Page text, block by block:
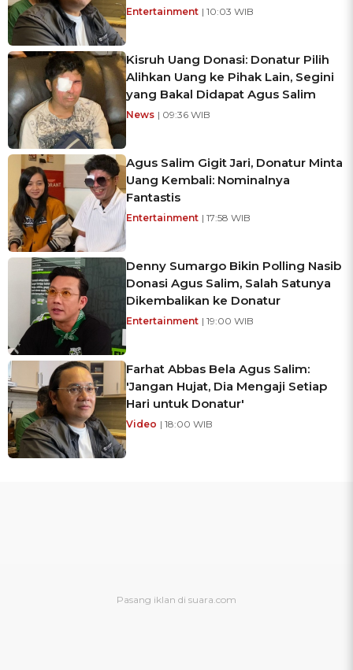
Entertainment | 10:03 WIB
Kisruh Uang Donasi: Donatur Pilih
Alihkan Uang ke Pihak Lain, Segini
yang Bakal Didapat Agus Salim
News | 09:36 WIB
Agus Salim Gigit Jari, Donatur Minta
Uang Kembali: Nominalnya
Fantastis
Entertainment | 17:58 WIB
Denny Sumargo Bikin Polling Nasib
Donasi Agus Salim, Salah Satunya
Dikembalikan ke Donatur
Entertainment | 19:00 WIB
Farhat Abbas Bela Agus Salim:
'Jangan Hujat, Dia Mengaji Setiap
Hari untuk Donatur'
Video | 18:00 WIB